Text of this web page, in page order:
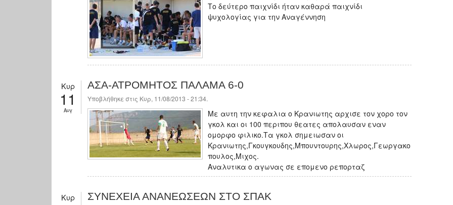
Το δεύτερο παιχνίδι ήταν καθαρά παιχνίδι
ψυχολογίας για την Αναγέννηση
Κυρ
11
Αυγ
ΑΣΑ-ΑΤΡΟΜΗΤΟΣ ΠΑΛΑΜΑ 6-0
Υποβλήθηκε στις Κυρ, 11/08/2013 - 21:34.
Με αυτη την κεφαλια ο Κρανιωτης αρχισε τον χορο τον
γκολ και οι 100 περιπου θεατες απολαυσαν εναν
ομορφο φιλικο.Τα γκολ σημειωσαν οι
Κρανιωτης,Γκουγκουδης,Μπουντουρης,Χλωρος,Γεωργακο
πουλος,Μιχος.
Αναλυτικα ο αγωνας σε επομενο ρεπορταζ
Κυρ ΣΥΝΕΧΕΙΑ ΑΝΑΝΕΩΣΕΩΝ ΣΤΟ ΣΠΑΚ